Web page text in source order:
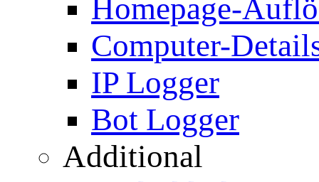
Homepage-
Computer-
IP Logger
Bot Logger
Additional